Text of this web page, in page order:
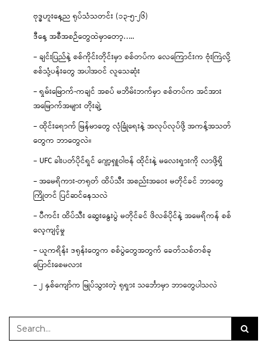
ဗုဒ္ဓဟူးနေ့ည ရုပ်သံသတင်း (၁၃-၅-၂၆)
ဒီနေ့ အစီအစဉ်တွေထဲမှာတော့…..
– ချင်းပြည်နဲ့ စစ်ကိုင်းတိုင်းမှာ စစ်တပ်က လေကြောင်းက ဗုံးကြဲလို့
စစ်သုံ့ပန်းတွေ အပါအဝင် လူသေဆုံး
– ရှမ်းမြောက်-ကချင် အစပ် မဘိမ်းဘက်မှာ စစ်တပ်က အင်အား
အမြောက်အများ တိုးချဲ့
– ထိုင်းရောက် မြန်မာတွေ လုံခြုံရေးနဲ့ အလုပ်လုပ်ဖို့ အကန့်အသတ်
တွေက ဘာတွေလဲ။
– UFC ခါးပတ်ပိုင်ရှင် ဂျော့ရှူဝါဗန် ထိုင်းနဲ့ မလေးရှားကို လာဖို့ရှိ
– အမေရိကား-တရုတ် ထိပ်သီး အစည်းအဝေး မတိုင်ခင် ဘာတွေ
ကြိုတင် ပြင်ဆင်နေသလဲ
– ပီကင်း ထိပ်သီး ဆွေးနွေးပွဲ မတိုင်ခင် ဖိလစ်ပိုင်နဲ့ အမေရိကန် စစ်
လေ့ကျင့်မှု
– ယူကရိန်း ဒရုန်းတွေက စစ်ပွဲတွေအတွက် ခေတ်သစ်တစ်ခု
ပြောင်းစေမလား
– ၂ နှစ်ကျော်က မြုပ်သွားတဲ့ ရုရှား သင်္ဘောမှာ ဘာတွေပါသလဲ